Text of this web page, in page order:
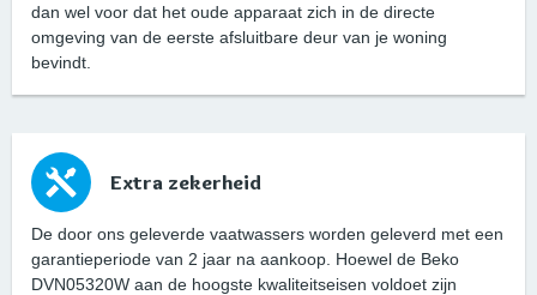
dan wel voor dat het oude apparaat zich in de directe
omgeving van de eerste afsluitbare deur van je woning
bevindt.
Extra zekerheid
De door ons geleverde vaatwassers worden geleverd met een
garantieperiode van 2 jaar na aankoop. Hoewel de Beko
DVN05320W aan de hoogste kwaliteitseisen voldoet zijn